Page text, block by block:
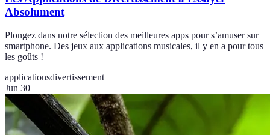
Absolument
Plongez dans notre sélection des meilleures apps pour s’amuser sur
smartphone. Des jeux aux applications musicales, il y en a pour tous
les goûts !
applicationsdivertissement
Jun 30